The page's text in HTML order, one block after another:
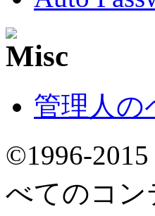
管理人の
©1996-2015
べてのコン